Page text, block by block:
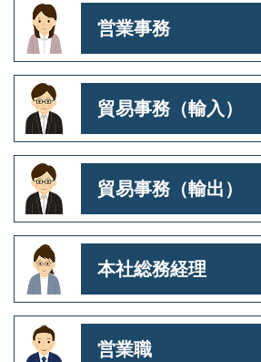
営業事務
貿易事務（輸入）
貿易事務（輸出）
本社総務経理
営業職